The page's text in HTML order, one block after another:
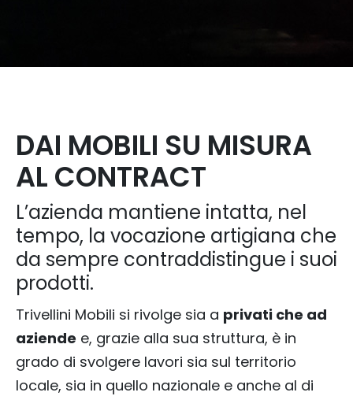
DAI MOBILI SU MISURA
AL CONTRACT
L’azienda mantiene intatta, nel
tempo, la vocazione artigiana che
da sempre contraddistingue i suoi
prodotti.
Trivellini Mobili si rivolge sia a privati che ad
aziende e, grazie alla sua struttura, è in
grado di svolgere lavori sia sul territorio
locale, sia in quello nazionale e anche al di